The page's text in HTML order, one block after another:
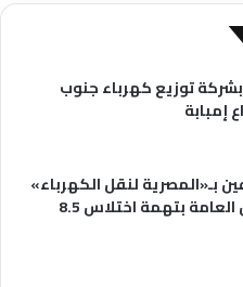
توزيع كهرباء جنوب
إمبابة
موظفين بـ«المصرية لنقل الكهرباء»
لنيابة الأموال العامة بتهمة اختلاس 8.5